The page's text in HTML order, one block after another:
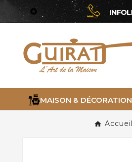

MAISON & DÉCORATION
Accueil